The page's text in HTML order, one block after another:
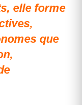
elle forme
que